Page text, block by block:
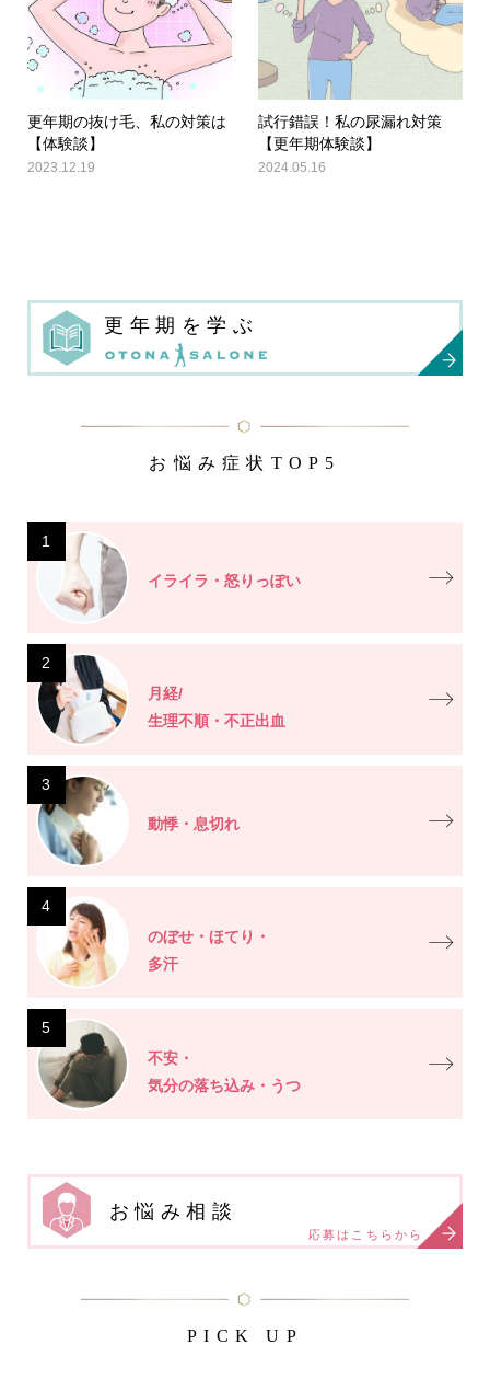
更年期の抜け毛、私の対策は
【体験談】
2023.12.19
試行錯誤！私の尿漏れ対策
【更年期体験談】
2024.05.16
更年期を学ぶ
お悩み症状TOP5
1
イライラ・怒りっぽい
2
月経/
生理不順・不正出血
3
動悸・息切れ
4
のぼせ・ほてり・
多汗
5
不安・
気分の落ち込み・うつ
お悩み相談
応募はこちらから
PICK UP